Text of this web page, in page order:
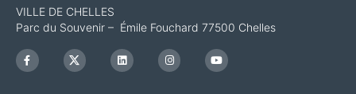
VILLE DE CHELLES
Parc du Souvenir – Émile Fouchard 77500 Chelles
F
a
c
I
c
o
L
i
n
I
n
s
Y
o
u